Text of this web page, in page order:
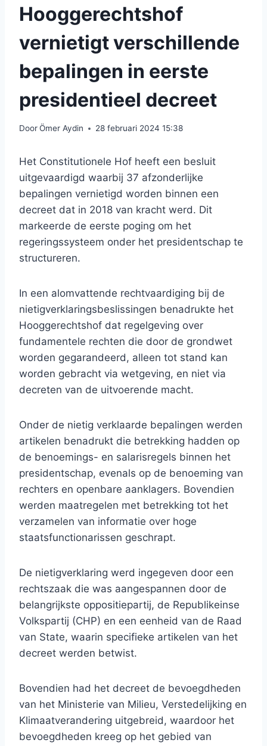
Hooggerechtshof
vernietigt verschillende
bepalingen in eerste
presidentieel decreet
DoorÖmer Aydin 28 februari 2024 15:38
Het Constitutionele Hof heeft een besluit
uitgevaardigd waarbij 37 afzonderlijke
bepalingen vernietigd worden binnen een
decreet dat in 2018 van kracht werd. Dit
markeerde de eerste poging om het
regeringssysteem onder het presidentschap te
structureren.
In een alomvattende rechtvaardiging bij de
nietigverklaringsbeslissingen benadrukte het
Hooggerechtshof dat regelgeving over
fundamentele rechten die door de grondwet
worden gegarandeerd, alleen tot stand kan
worden gebracht via wetgeving, en niet via
decreten van de uitvoerende macht.
Onder de nietig verklaarde bepalingen werden
artikelen benadrukt die betrekking hadden op
de benoemings- en salarisregels binnen het
presidentschap, evenals op de benoeming van
rechters en openbare aanklagers. Bovendien
werden maatregelen met betrekking tot het
verzamelen van informatie over hoge
staatsfunctionarissen geschrapt.
De nietigverklaring werd ingegeven door een
rechtszaak die was aangespannen door de
belangrijkste oppositiepartij, de Republikeinse
Volkspartij (CHP) en een eenheid van de Raad
van State, waarin specifieke artikelen van het
decreet werden betwist.
Bovendien had het decreet de bevoegdheden
van het Ministerie van Milieu, Verstedelijking en
Klimaatverandering uitgebreid, waardoor het
bevoegdheden kreeg op het gebied van